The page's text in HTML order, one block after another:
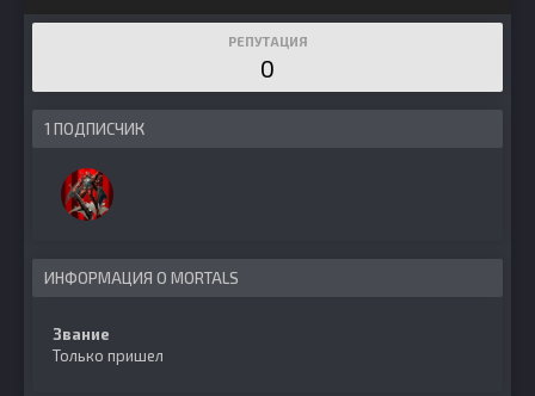
РЕПУТАЦИЯ
0
1 ПОДПИСЧИК
ИНФОРМАЦИЯ О MORTALS
Звание
Только пришел